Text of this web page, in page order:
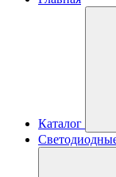
Каталог